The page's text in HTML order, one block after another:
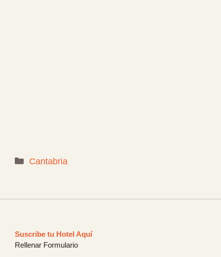
Categorías
Cantabria
Suscribe tu Hotel Aquí
Rellenar Formulario